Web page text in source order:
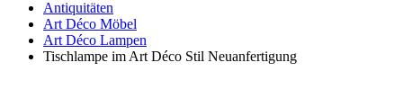
Antiquitäten
Art Déco Möbel
Art Déco Lampen
Tischlampe im Art Déco Stil Neuanfertigung